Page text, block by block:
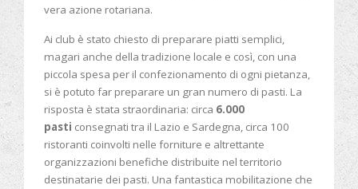
vera azione rotariana.
Ai club è stato chiesto di preparare piatti semplici,
magari anche della tradizione locale e così, con una
piccola spesa per il confezionamento di ogni pietanza,
si è potuto far preparare un gran numero di pasti. La
risposta è stata straordinaria: circa 6.000
pasti consegnati tra il Lazio e Sardegna, circa 100
ristoranti coinvolti nelle forniture e altrettante
organizzazioni benefiche distribuite nel territorio
destinatarie dei pasti. Una fantastica mobilitazione che